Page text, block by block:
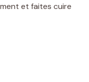
et faites cuire